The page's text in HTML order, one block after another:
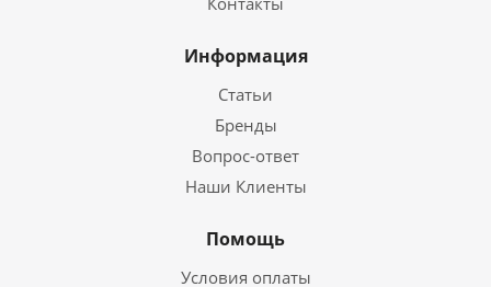
Информация
Статьи
Бренды
Вопрос-ответ
Наши Клиенты
Помощь
Условия оплаты